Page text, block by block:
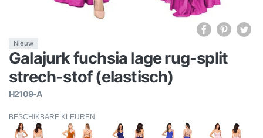
Nieuw
Galajurk fuchsia lage rug-split
strech-stof (elastisch)
H2109-A
BESCHIKBARE KLEUREN